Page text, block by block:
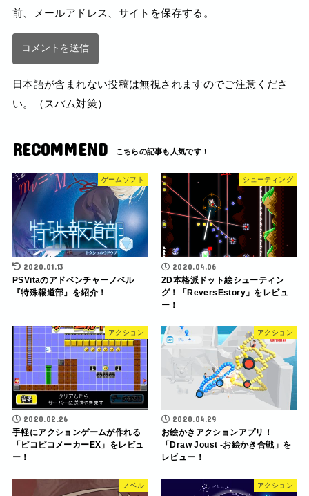
前、メールアドレス、サイトを保存する。
日本語が含まれない投稿は無視されますのでご注意くださ
い。（スパム対策）
RECOMMEND
ゲームソフト
2020.01.13
PSVitaのアドベンチャーノベル
『特殊報道部』を紹介！
シューティング
2020.04.06
2D本格派ドット絵シューティン
グ！「ReversEstory」をレビュ
ー！
アクション
2020.02.26
手軽にアクションゲームが作れる
「ピコピコメーカーEX」をレビュ
ー！
アクション
2020.04.29
お絵かきアクションアプリ！
「Draw Joust -お絵かき合戦」を
レビュー！
ノベル アクション